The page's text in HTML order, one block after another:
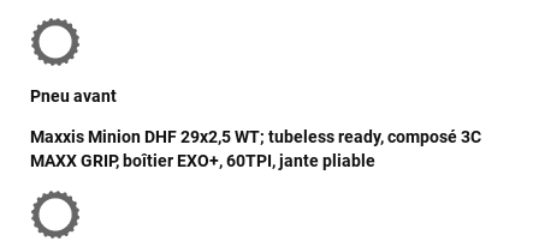
Pneu avant
Maxxis Minion DHF 29x2,5 WT; tubeless ready, composé 3C
MAXX GRIP, boîtier EXO+, 60TPI, jante pliable